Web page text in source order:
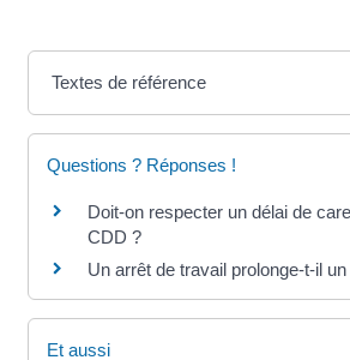
Textes de référence
Questions ? Réponses !
Doit-on respecter un délai de
CDD ?
Un arrêt de travail prolonge-t-il
Et aussi